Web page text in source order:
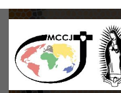
Skip
content